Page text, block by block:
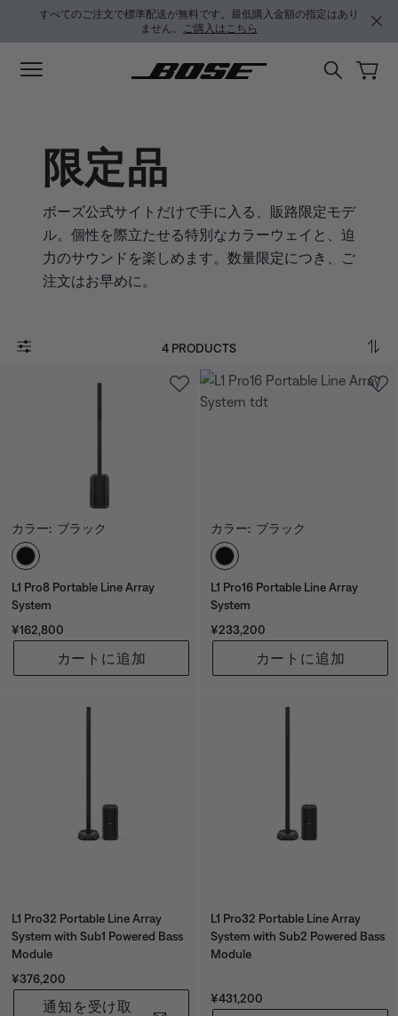
メインコンテンツに移動
サポートチャットに移動する
フッターコンテンツに移動
アクセシビリティ声明に移動する
すべてのご注文で標準配送が無料です。最低購入金額の指定はあり
ません。 ご購入はこちら
限定品
ボーズ公式サイトだけで手に入る、販路限定モデ
ル。個性を際立たせる特別なカラーウェイと、迫
力のサウンドを楽しめます。数量限定につき、ご
注文はお早めに。
4 PRODUCTS
カラー: ブラック
カラーの選択
L1 Pro8 Portable Line Array
System
価格:
¥162,800
カートに追加
カラー: ブラック
カラーの選択
L1 Pro16 Portable Line Array
System
価格:
¥233,200
カートに追加
L1 Pro32 Portable Line Array
System with Sub1 Powered Bass
Module
価格:
¥376,200
通知を受け取
L1 Pro32 Portable Line Array
System with Sub2 Powered Bass
Module
価格:
¥431,200